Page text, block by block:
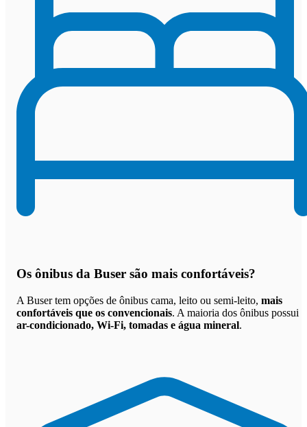
Os ônibus da Buser são mais confortáveis?
A Buser tem opções de ônibus cama, leito ou semi-leito, mais
confortáveis que os convencionais. A maioria dos ônibus possui
ar-condicionado, Wi-Fi, tomadas e água mineral.